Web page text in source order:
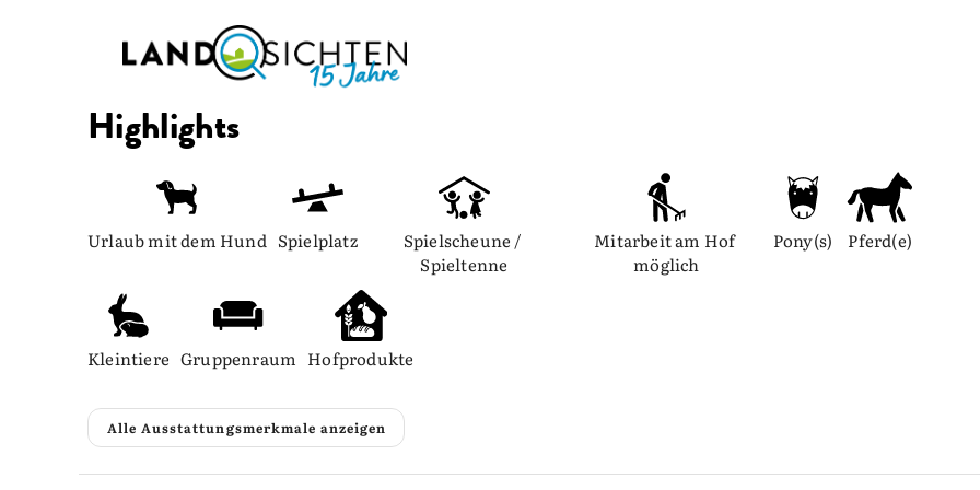
Highlights
Urlaub mit dem Hund Spielplatz
Spielscheune /
Spieltenne
Mitarbeit am Hof
möglich
Pony(s) Pferd(e)
Kleintiere Gruppenraum Hofprodukte
Alle Ausstattungsmerkmale anzeigen